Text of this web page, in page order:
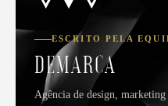
ESCRITO PELA
DEMARCA
Agência de design,